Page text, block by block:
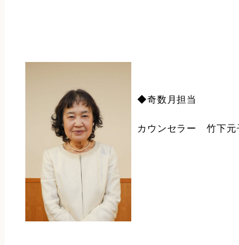
◆奇数月担当
カウンセラー 竹下元